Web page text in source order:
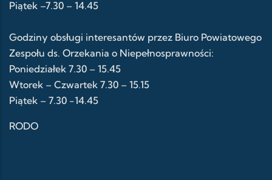
Piątek –7.30 – 14.45
Godziny obsługi interesantów przez Biuro Powiatowego
Zespołu ds. Orzekania o Niepełnosprawności:
Poniedziałek 7.30 – 15.45
Wtorek – Czwartek 7.30 – 15.15
Piątek – 7.30 -14.45
RODO